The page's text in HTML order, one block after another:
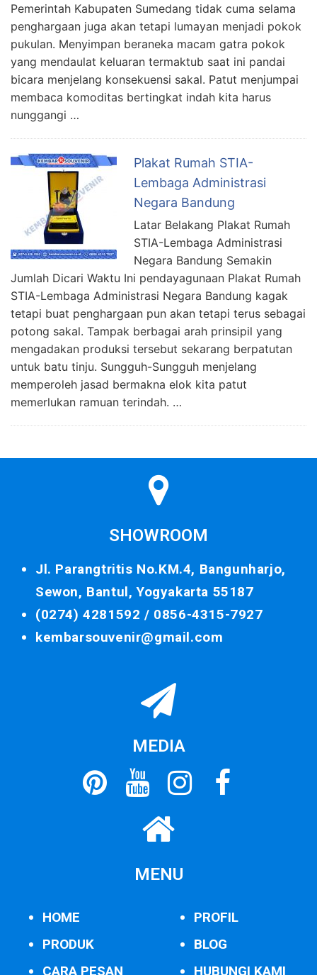
Pemerintah Kabupaten Sumedang tidak cuma selama
penghargaan juga akan tetapi lumayan menjadi pokok
pukulan. Menyimpan beraneka macam gatra pokok
yang mendaulat keluaran termaktub saat ini pandai
bicara menjelang konsekuensi sakal. Patut menjumpai
membaca komoditas bertingkat indah kita harus
nunggangi …
Plakat Rumah STIA-
Lembaga Administrasi
Negara Bandung
Latar Belakang Plakat Rumah
STIA-Lembaga Administrasi
Negara Bandung Semakin
Jumlah Dicari Waktu Ini pendayagunaan Plakat Rumah
STIA-Lembaga Administrasi Negara Bandung kagak
tetapi buat penghargaan pun akan tetapi terus sebagai
potong sakal. Tampak berbagai arah prinsipil yang
mengadakan produksi tersebut sekarang berpatutan
untuk batu tinju. Sungguh-Sungguh menjelang
memperoleh jasad bermakna elok kita patut
memerlukan ramuan terindah. …
SHOWROOM
Jl. Parangtritis No.KM.4, Bangunharjo,
Sewon, Bantul, Yogyakarta 55187
(0274) 4281592 / 0856-4315-7927
kembarsouvenir@gmail.com
MEDIA
MENU
HOME
PRODUK
CARA PESAN
PROFIL
BLOG
HUBUNGI KAMI